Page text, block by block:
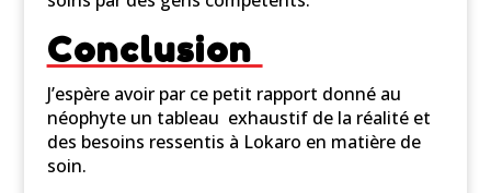
Conclusion
J’espère avoir par ce petit rapport donné au
néophyte un tableau exhaustif de la réalité et
des besoins ressentis à Lokaro en matière de
soin.